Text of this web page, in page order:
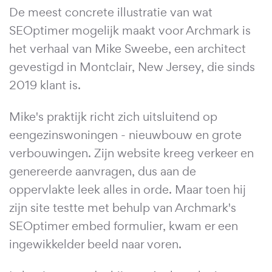
De meest concrete illustratie van wat
SEOptimer mogelijk maakt voor Archmark is
het verhaal van Mike Sweebe, een architect
gevestigd in Montclair, New Jersey, die sinds
2019 klant is.
Mike's praktijk richt zich uitsluitend op
eengezinswoningen - nieuwbouw en grote
verbouwingen. Zijn website kreeg verkeer en
genereerde aanvragen, dus aan de
oppervlakte leek alles in orde. Maar toen hij
zijn site testte met behulp van Archmark's
SEOptimer embed formulier, kwam er een
ingewikkelder beeld naar voren.